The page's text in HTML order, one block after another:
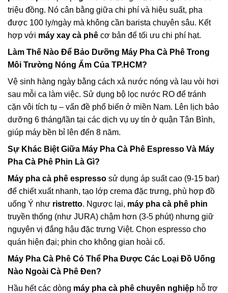
triệu đồng. Nó cân bằng giữa chi phí và hiệu suất, pha
được 100 ly/ngày mà không cần barista chuyên sâu. Kết
hợp với máy xay cà phê cơ bản để tối ưu chi phí hạt.
Làm Thế Nào Để Bảo Dưỡng Máy Pha Cà Phê Trong
Môi Trường Nóng Ẩm Của TP.HCM?
Vệ sinh hàng ngày bằng cách xả nước nóng và lau vòi hơi
sau mỗi ca làm việc. Sử dụng bộ lọc nước RO để tránh
cặn vôi tích tụ – vấn đề phổ biến ở miền Nam. Lên lịch bảo
dưỡng 6 tháng/lần tại các dịch vụ uy tín ở quận Tân Bình,
giúp máy bền bỉ lên đến 8 năm.
Sự Khác Biệt Giữa Máy Pha Cà Phê Espresso Và Máy
Pha Cà Phê Phin Là Gì?
Máy pha cà phê espresso sử dụng áp suất cao (9-15 bar)
để chiết xuất nhanh, tạo lớp crema đặc trưng, phù hợp đồ
uống Ý như ristretto. Ngược lại, máy pha cà phê phin
truyền thống (như JURA) chậm hơn (3-5 phút) nhưng giữ
nguyên vị đắng hậu đặc trưng Việt. Chọn espresso cho
quán hiện đại; phin cho không gian hoài cổ.
Máy Pha Cà Phê Có Thể Pha Được Các Loại Đồ Uống
Nào Ngoài Cà Phê Đen?
Hầu hết các dòng máy pha cà phê chuyên nghiệp hỗ trợ